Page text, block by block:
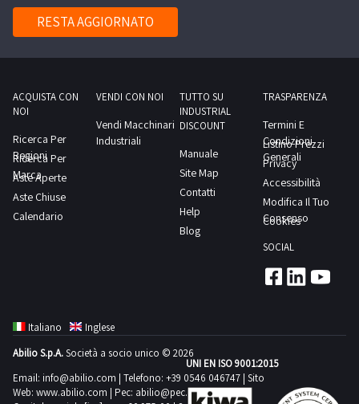
RESTA AGGIORNATO
ACQUISTA CON
NOI
Ricerca Per
Regioni
Ricerca Per
Marca
Aste Aperte
Aste Chiuse
Calendario
VENDI CON NOI
Vendi Macchinari
Industriali
TUTTO SU
INDUSTRIAL
DISCOUNT
Manuale
Site Map
Contatti
Help
Blog
TRASPARENZA
Termini E
Condizioni
Generali
Listino Prezzi
Privacy
Accessibilità
Modifica Il Tuo
Consenso
Cookies
SOCIAL
Italiano
Inglese
Abilio S.p.A.Società a socio unico © 2026
Email: info@abilio.com | Telefono: +39 0546 046747 | Sito
Web: www.abilio.com | Pec: abilio@pec.illimity.com
UNI EN ISO 9001:2015